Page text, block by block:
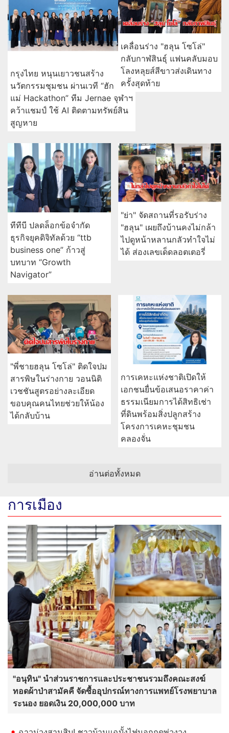
กรุงไทย หนุนเยาวชนสร้าง
นวัตกรรมชุมชน ผ่านเวที “ฮัก
แม่ Hackathon” ทีม Jernae จุฬาฯ
คว้าแชมป์ ใช้ AI ติดตามทรัพย์สิน
สูญหาย
เคลื่อนร่าง "ฮลุน โซโล่"
กลับกาฬสินธุ์ แฟนคลับมอบ
โลงหลุยส์สีขาวส่งเดินทาง
ครั้งสุดท้าย
ทีทีบี ปลดล็อกข้อจำกัด
ธุรกิจยุคดิจิทัลด้วย “ttb
business one” ก้าวสู่
บทบาท “Growth
Navigator”
"ย่า" จัดสถานที่รอรับร่าง
"ฮลุน" เผยถึงบ้านคงไม่กล้า
ไปดูหน้าหลานกลัวทำใจไม่
ได้ ส่องเลขเด็ดลอตเตอรี่
"พี่ชายฮลุน โซโล่" ติดใจปม
สารพิษในร่างกาย วอนนิติ
เวชชันสูตรอย่างละเอียด
ขอบคุณคนไทยช่วยให้น้อง
ได้กลับบ้าน
การเคหะแห่งชาติเปิดให้
เอกชนยื่นข้อเสนอราคาค่า
ธรรมเนียมการได้สิทธิเช่า
ที่ดินพร้อมสิ่งปลูกสร้าง
โครงการเคหะชุมชน
คลองจั่น
อ่านต่อทั้งหมด
การเมือง
"อนุทิน" นำส่วนราชการและประชาชนรวมถึงคณะสงฆ์
ทอดผ้าป่าสามัคคี จัดซื้ออุปกรณ์ทางการแพทย์โรงพยาบาล
ระนอง ยอดเงิน 20,000,000 บาท